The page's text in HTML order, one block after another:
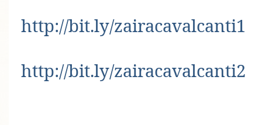
http://bit.ly/zairacavalcanti1
http://bit.ly/zairacavalcanti2